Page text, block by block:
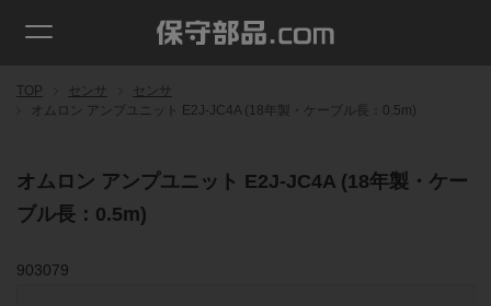
TOP センサ
センサ
オムロン アンプユニット E2J-JC4A (18年製・ケーブル長：0.5m)
オムロン アンプユニット E2J-JC4A (18年製・ケー
ブル長：0.5m)
903079